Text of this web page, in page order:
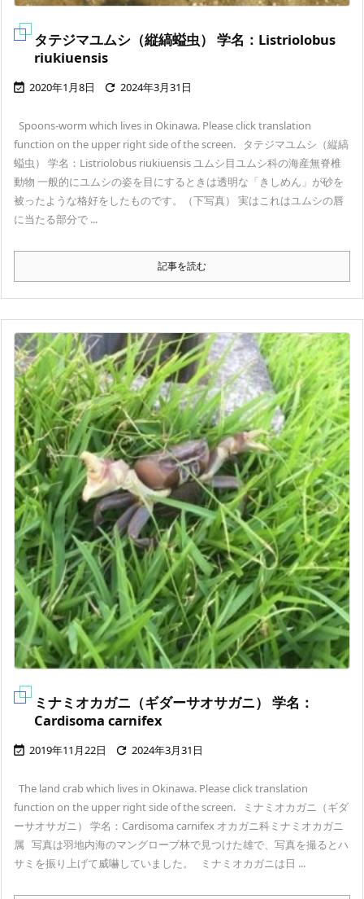
タテジマユムシ（縦縞螠虫） 学名：Listriolobus
riukiuensis
 2020年1月8日  2024年3月31日
Spoons-worm which lives in Okinawa. Please click translation
function on the upper right side of the screen. タテジマユムシ（縦縞
螠虫） 学名：Listriolobus riukiuensis ユムシ目ユムシ科の海産無脊椎
動物 一般的にユムシの姿を目にするときは透明な「きしめん」が砂を
被ったような格好をしたものです。（下写真） 実はこれはユムシの唇
に当たる部分で ...
記事を読む
ミナミオカガニ（ギダーサオサガニ） 学名：
Cardisoma carnifex
 2019年11月22日  2024年3月31日
The land crab which lives in Okinawa. Please click translation
function on the upper right side of the screen. ミナミオカガニ（ギダ
ーサオサガニ） 学名：Cardisoma carnifex オカガニ科ミナミオカガニ
属 写真は羽地内海のマングローブ林で見つけた雄で、写真を撮るとハ
サミを振り上げて威嚇していました。 ミナミオカガニは日 ...